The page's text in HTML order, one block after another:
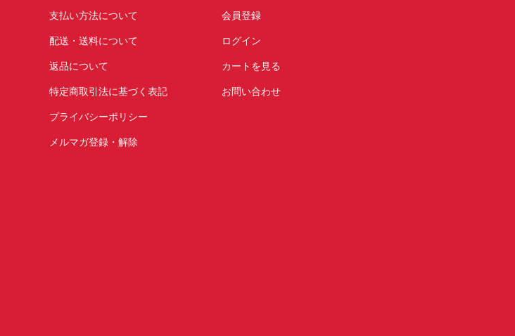
支払い方法について
配送・送料について
返品について
特定商取引法に基づく表記
プライバシーポリシー
メルマガ登録・解除
会員登録
ログイン
カートを見る
お問い合わせ